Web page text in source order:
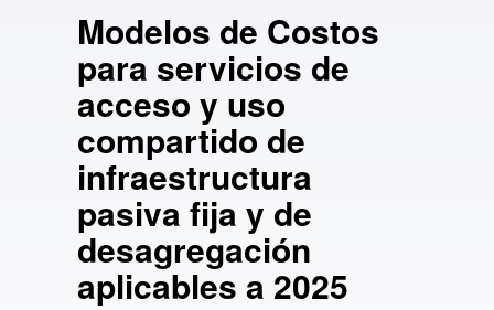
Modelos de Costos
para servicios de
acceso y uso
compartido de
infraestructura
pasiva fija y de
desagregación
aplicables a 2025